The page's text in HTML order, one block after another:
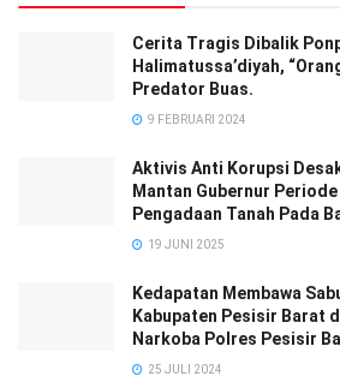
Cerita Tragis Dibalik
Halimatussa’diyah,
Predator Buas.
9 FEBRUARI 2024
Aktivis Anti Korupsi
Mantan Gubernur
Pengadaan Tanah Pada
19 JUNI 2025
Kedapatan Membawa
Kabupaten Pesisir Barat
Narkoba Polres Pesisir
25 JULI 2024